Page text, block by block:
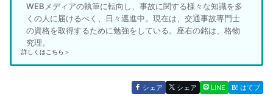
WEBメディアの執筆に転向し、事故に関する様々な知識を多
くの人に届けるべく、日々邁進中。現在は、交通事故専門士
の資格を取得するために勉強をしている。座右の銘は、格物
究理。
詳しくはこちら＞
シェア シェア LINE はてブ